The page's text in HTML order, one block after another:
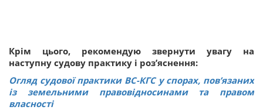
Крім цього, рекомендую звернути увагу на
наступну судову практику і роз’яснення:
Огляд судової практики ВС-КГС у спорах, пов’язаних
із земельними правовідносинами та правом
власності